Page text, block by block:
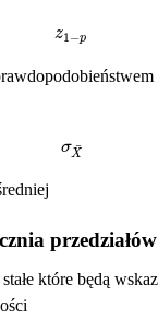
z1 −p
z1 −p
σX¯
σX
które będą